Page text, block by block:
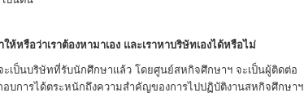
รือว่าเราต้องหามาเอง และเราหาบริษัทเองได้หรือไม่
เป็นบริษัทที่รับนักศึกษาแล้ว โดยศูนย์สหกิจศึกษาฯ จะเป็นผู้ติดต่อ
อบการได้ตระหนักถึงความสำคัญของการไปปฏิบัติงานสหกิจศึกษาฯ